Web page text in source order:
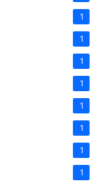
1
1
1
1
1
1
1
1